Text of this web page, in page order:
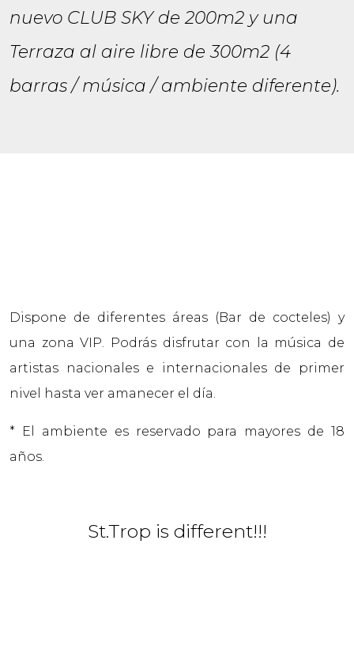
nuevo CLUB SKY de 200m2 y una
Terraza al aire libre de 300m2 (4
barras / música / ambiente diferente).
Dispone de diferentes áreas (Bar de cocteles) y
una zona VIP. Podrás disfrutar con la música de
artistas nacionales e internacionales de primer
nivel hasta ver amanecer el día.
* El ambiente es reservado para mayores de 18
años.
St.Trop is different!!!